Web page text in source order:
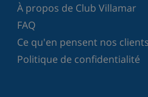
À propos de Club Villamar
FAQ
Ce qu'en pensent nos clients
Politique de confidentialité